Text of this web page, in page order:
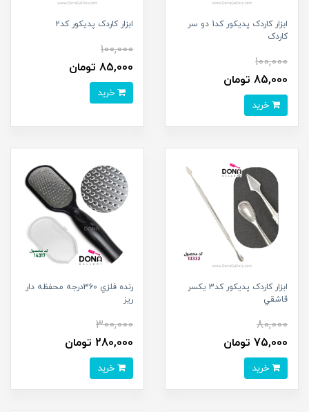
ابزار کاردک پديکور کد1 دو سر
کاردک
100,000
85,000 تومان
ابزار کاردک پديکور کد2
100,000
85,000 تومان
ابزار کاردک پديکور کد3 يکسر
قاشقي
80,000
75,000 تومان
رنده فلزي 360درجه محفظه دار
ريز
300,000
280,000 تومان